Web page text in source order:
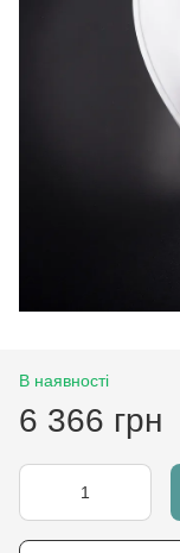
В наявності
6 366 грн